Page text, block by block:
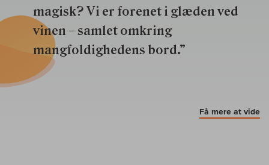
magisk? Vi er forenet i glæden ved
vinen – samlet omkring
mangfoldighedens bord.”
Få mere at vide